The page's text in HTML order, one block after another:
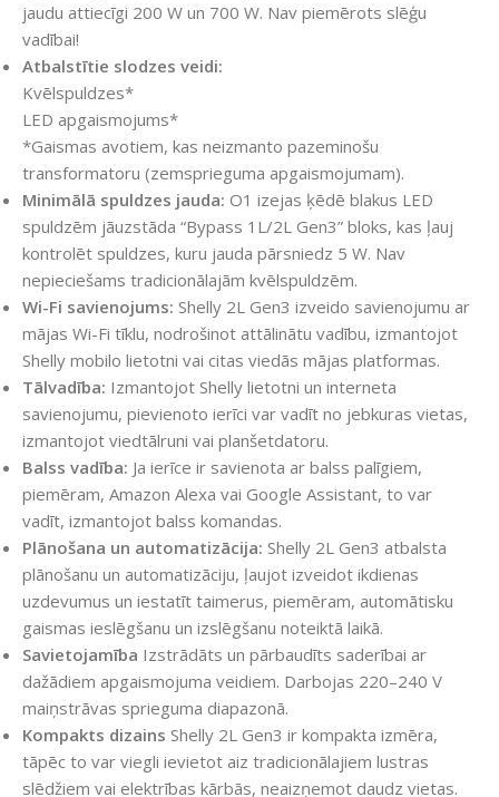
jaudu attiecīgi 200 W un 700 W. Nav piemērots slēģu
vadībai!
Atbalstītie slodzes veidi:
Kvēlspuldzes*
LED apgaismojums*
*Gaismas avotiem, kas neizmanto pazeminošu
transformatoru (zemsprieguma apgaismojumam).
Minimālā spuldzes jauda: O1 izejas ķēdē blakus LED
spuldzēm jāuzstāda “Bypass 1L/2L Gen3” bloks, kas ļauj
kontrolēt spuldzes, kuru jauda pārsniedz 5 W. Nav
nepieciešams tradicionālajām kvēlspuldzēm.
Wi-Fi savienojums: Shelly 2L Gen3 izveido savienojumu ar
mājas Wi-Fi tīklu, nodrošinot attālinātu vadību, izmantojot
Shelly mobilo lietotni vai citas viedās mājas platformas.
Tālvadība: Izmantojot Shelly lietotni un interneta
savienojumu, pievienoto ierīci var vadīt no jebkuras vietas,
izmantojot viedtālruni vai planšetdatoru.
Balss vadība: Ja ierīce ir savienota ar balss palīgiem,
piemēram, Amazon Alexa vai Google Assistant, to var
vadīt, izmantojot balss komandas.
Plānošana un automatizācija: Shelly 2L Gen3 atbalsta
plānošanu un automatizāciju, ļaujot izveidot ikdienas
uzdevumus un iestatīt taimerus, piemēram, automātisku
gaismas ieslēgšanu un izslēgšanu noteiktā laikā.
Savietojamība Izstrādāts un pārbaudīts saderībai ar
dažādiem apgaismojuma veidiem. Darbojas 220–240 V
maiņstrāvas sprieguma diapazonā.
Kompakts dizains Shelly 2L Gen3 ir kompakta izmēra,
tāpēc to var viegli ievietot aiz tradicionālajiem lustras
slēdžiem vai elektrības kārbās, neaizņemot daudz vietas.